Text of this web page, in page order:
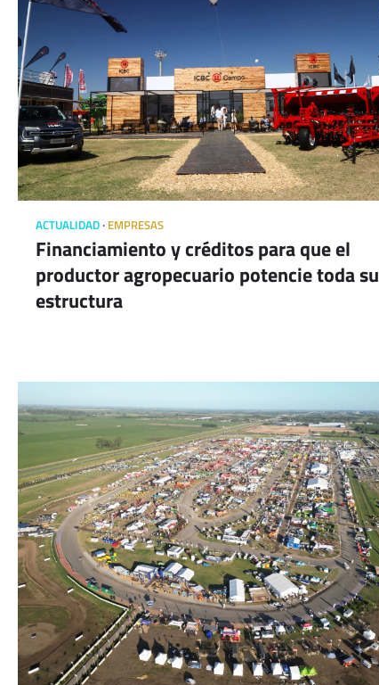
ACTUALIDAD EMPRESAS
Financiamiento y créditos para que el
productor agropecuario potencie toda su
estructura